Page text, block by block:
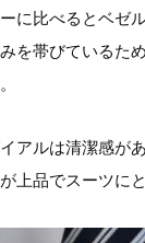
に比べるとベゼ
を帯びているた
アルは清潔感が
上品でスーツに